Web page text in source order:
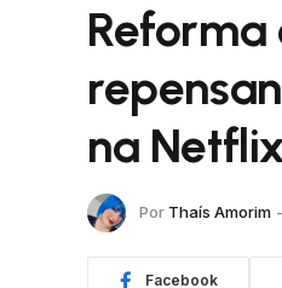
Reforma
na
Por Thaís Amorim
Facebook